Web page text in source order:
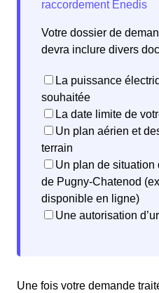
Votre dossier de
devra inclure divers
La puissance
souhaitée
La date limite de
Un plan aérien et
terrain
Un plan de
de Pugny-Chatenod
disponible en ligne)
Une autorisation
Une fois votre demande